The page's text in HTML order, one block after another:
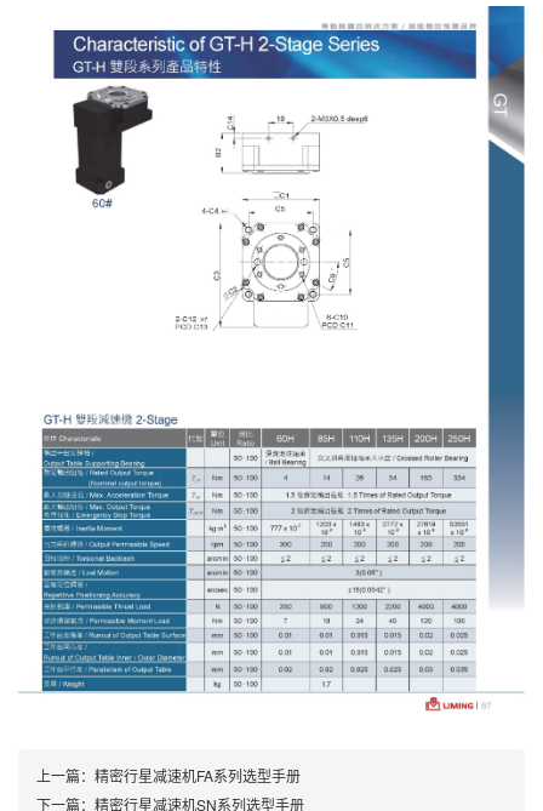
上一篇： 精密行星减速机FA系列选型手册
下一篇： 精密行星减速机SN系列选型手册